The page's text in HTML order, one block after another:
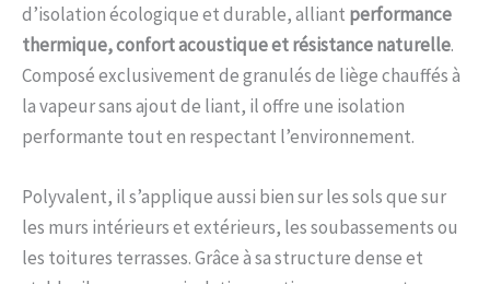
d’isolation écologique et durable, alliant performance
thermique, confort acoustique et résistance naturelle.
Composé exclusivement de granulés de liège chauffés à
la vapeur sans ajout de liant, il offre une isolation
performante tout en respectant l’environnement.
Polyvalent, il s’applique aussi bien sur les sols que sur
les murs intérieurs et extérieurs, les soubassements ou
les toitures terrasses. Grâce à sa structure dense et